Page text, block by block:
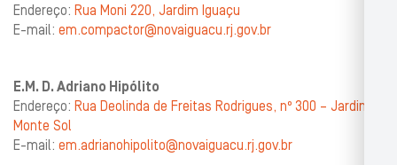
Endereço: Rua Moni 220, Jardim Iguaçu
E-mail: em.compactor@novaiguacu.rj.gov.br
E.M. D. Adriano Hipólito
Endereço: Rua Deolinda de Freitas Rodrigues, nº 300 – Jardim
Monte Sol
E-mail: em.adrianohipolito@novaiguacu.rj.gov.br